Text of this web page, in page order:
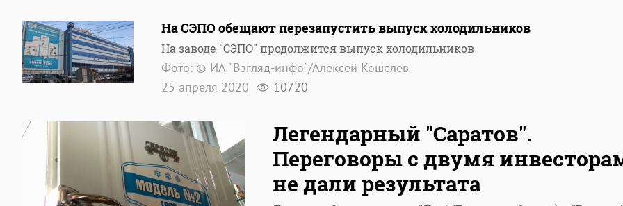
На СЭПО обещают перезапустить выпуск холодильников
На заводе "СЭПО" продолжится выпуск холодильников
Фото: © ИА "Взгляд-инфо"/Алексей Кошелев
25 апреля 2020
10720
Легендарный "Саратов".
Переговоры с двумя
не дали результата